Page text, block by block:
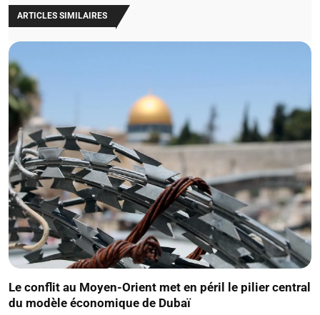
ARTICLES SIMILAIRES
Le conflit au Moyen-Orient met en péril le pilier central
du modèle économique de Dubaï